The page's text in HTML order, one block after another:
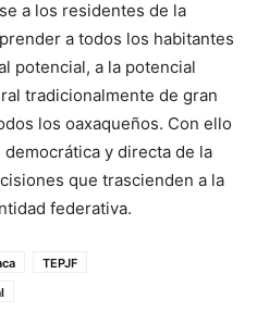
a los residentes de la
a todos los habitantes
potencial, a la potencial
tradicionalmente de gran
los oaxaqueños. Con ello
y directa de la
que trascienden a la
federativa.
TEPJF